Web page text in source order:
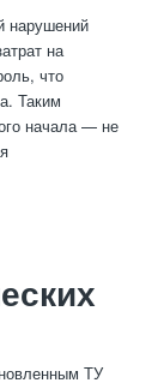
нарушений
на
что
Таким
начала — не
ТУ